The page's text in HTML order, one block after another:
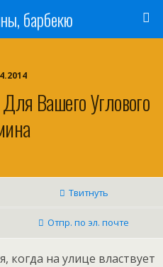
барбекю
Вашего Углового
Твитнуть
Отпр. по эл. почте
когда на улице властвует